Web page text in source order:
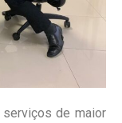
de maior